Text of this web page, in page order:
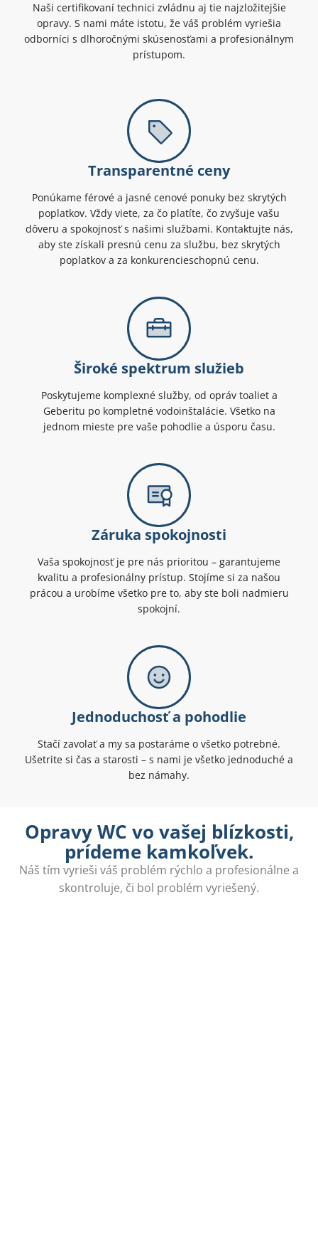
Naši certifikovaní technici zvládnu aj tie najzložitejšie
opravy. S nami máte istotu, že váš problém vyriešia
odborníci s dlhoročnými skúsenosťami a profesionálnym
prístupom.
Transparentné ceny
Ponúkame férové a jasné cenové ponuky bez skrytých
poplatkov. Vždy viete, za čo platíte, čo zvyšuje vašu
dôveru a spokojnosť s našimi službami. Kontaktujte nás,
aby ste získali presnú cenu za službu, bez skrytých
poplatkov a za konkurencieschopnú cenu.
Široké spektrum služieb
Poskytujeme komplexné služby, od opráv toaliet a
Geberitu po kompletné vodoinštalácie. Všetko na
jednom mieste pre vaše pohodlie a úsporu času.
Záruka spokojnosti
Vaša spokojnosť je pre nás prioritou – garantujeme
kvalitu a profesionálny prístup. Stojíme si za našou
prácou a urobíme všetko pre to, aby ste boli nadmieru
spokojní.
Jednoduchosť a pohodlie
Stačí zavolať a my sa postaráme o všetko potrebné.
Ušetrite si čas a starosti – s nami je všetko jednoduché a
bez námahy.
Opravy WC vo vašej blízkosti,
prídeme kamkoľvek.
Náš tím vyrieši váš problém rýchlo a profesionálne a
skontroluje, či bol problém vyriešený.